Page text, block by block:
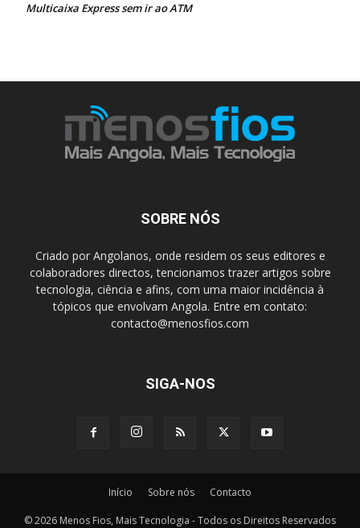
Multicaixa Express sem ir ao ATM
SOBRE NÓS
Criado por Angolanos, onde residem os seus editores e
colaboradores directos, tencionamos trazer artigos sobre
tecnologia, ciência e afins, com uma maior incidência à
tópicos que envolvam Angola. Entre em contato:
contacto@menosfios.com
SIGA-NOS
Início Sobre nós Contacto
© 2026 Menos Fios, Mais Tecnologia - Todos os Direitos Reservados